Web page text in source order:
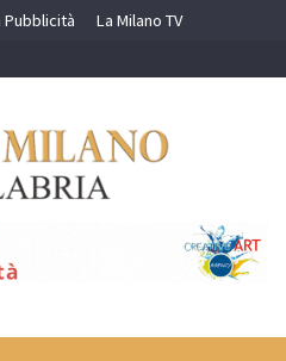
Pubblicità La Milano TV